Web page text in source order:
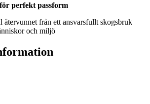
perfekt passform
återvunnet från ett ansvarsfullt skogsbruk
och miljö